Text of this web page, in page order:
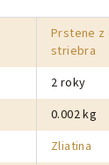
Prstene z
striebra
2 roky
0.002 kg
Zliatina